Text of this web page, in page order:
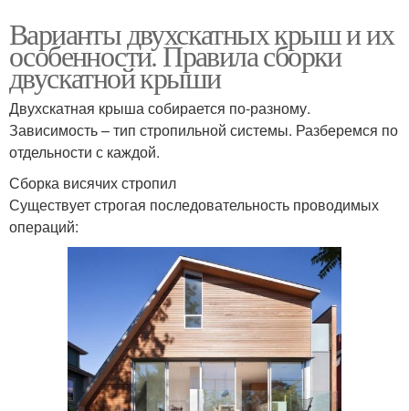
Варианты двухскатных крыш и их
особенности. Правила сборки
двускатной крыши
Двухскатная крыша собирается по-разному.
Зависимость – тип стропильной системы. Разберемся по
отдельности с каждой.
Сборка висячих стропил
Существует строгая последовательность проводимых
операций: